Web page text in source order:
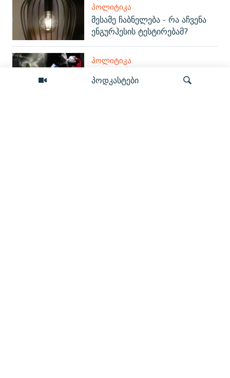
პოდკასტები
ᲞᲝᲚᲘᲢᲘᲙᲐ
მესამე ჩაბნელება - რა აჩვენა
ენგურჰესის ტესტირებამ?
ᲞᲝᲚᲘᲢᲘᲙᲐ
შარდი ხინკალში და მიტოვება
ტყეში - ვინ ავრცელებს ფეიკებს